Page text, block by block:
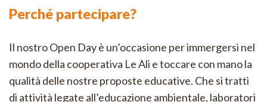
Perché partecipare?
Il nostro Open Day è un’occasione per immergersi nel
mondo della cooperativa Le Ali e toccare con mano la
qualità delle nostre proposte educative. Che si tratti
di attività legate all’educazione ambientale, laboratori